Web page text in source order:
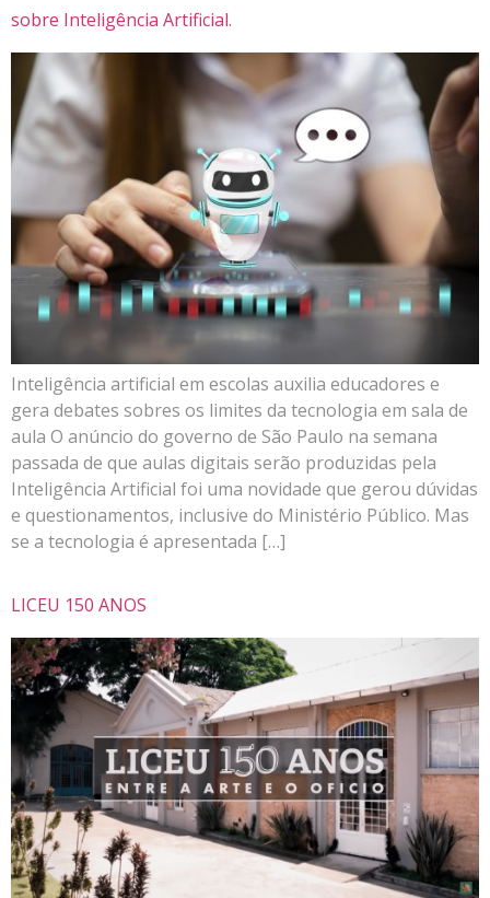
sobre Inteligência Artificial.
Inteligência artificial em escolas auxilia educadores e
gera debates sobres os limites da tecnologia em sala de
aula O anúncio do governo de São Paulo na semana
passada de que aulas digitais serão produzidas pela
Inteligência Artificial foi uma novidade que gerou dúvidas
e questionamentos, inclusive do Ministério Público. Mas
se a tecnologia é apresentada […]
LICEU 150 ANOS